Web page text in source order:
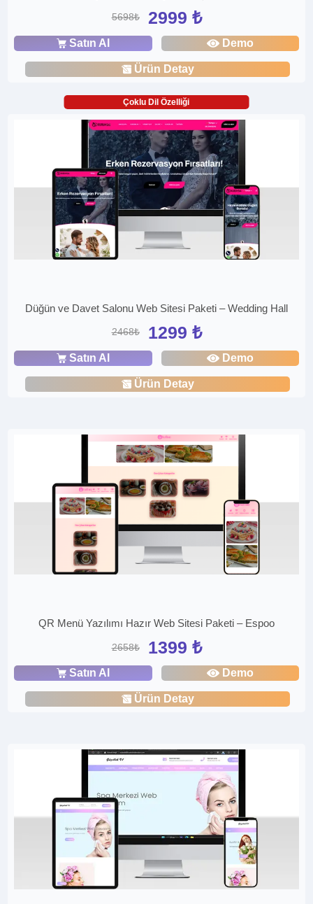
5698₺ 2999 ₺
Satın Al Demo
Ürün Detay
Çoklu Dil Özelliği
Düğün ve Davet Salonu Web Sitesi Paketi – Wedding Hall
2468₺ 1299 ₺
Satın Al Demo
Ürün Detay
QR Menü Yazılımı Hazır Web Sitesi Paketi – Espoo
2658₺ 1399 ₺
Satın Al Demo
Ürün Detay